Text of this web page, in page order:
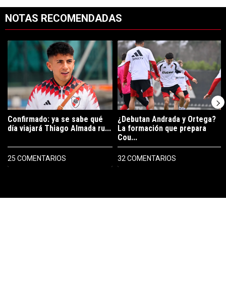
NOTAS RECOMENDADAS
Un artículo de tendencia con el título "Confirmado: ya se sabe qué
Confirmado: ya se sabe qué
día viajará Thiago Almada ru...
25 COMENTARIOS
Un artículo de tendencia con el
¿Debutan Andrada y Ortega?
La formación que prepara
Cou...
32 COMENTARIOS